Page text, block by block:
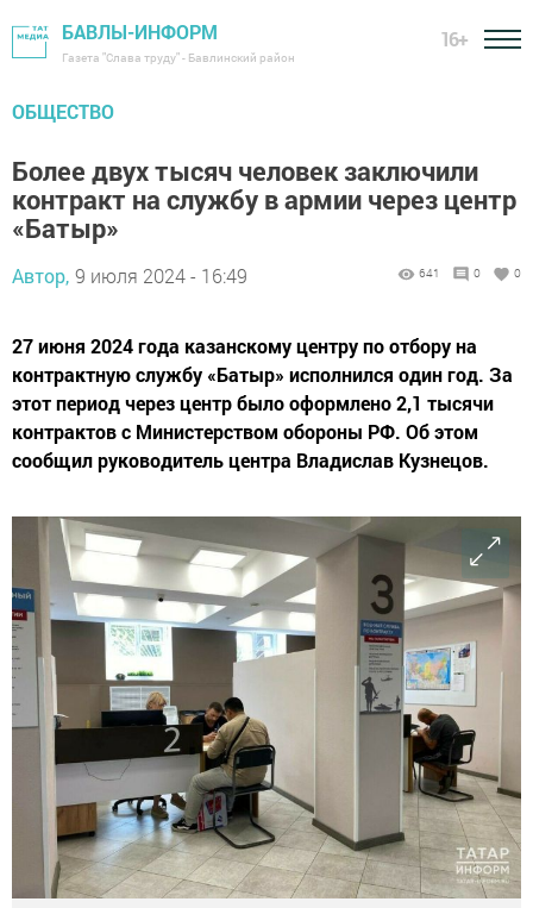
БАВЛЫ-ИНФОРМ
Газета "Слава труду" - Бавлинский район
16+
ОБЩЕСТВО
Более двух тысяч человек заключили
контракт на службу в армии через центр
«Батыр»
Автор, 9 июля 2024 - 16:49 641 0 0
27 июня 2024 года казанскому центру по отбору на
контрактную службу «Батыр» исполнился один год. За
этот период через центр было оформлено 2,1 тысячи
контрактов с Министерством обороны РФ. Об этом
сообщил руководитель центра Владислав Кузнецов.